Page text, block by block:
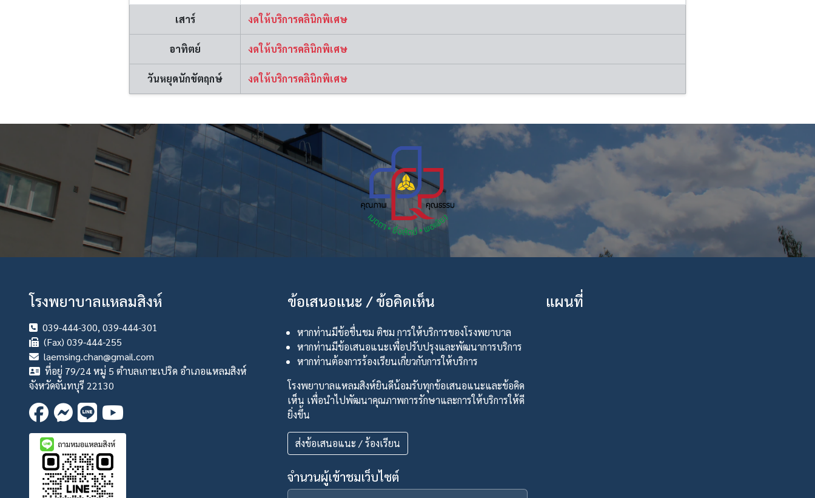
เสาร์ งดให้บริการคลินิกพิเศษ
อาทิตย์ งดให้บริการคลินิกพิเศษ
วันหยุดนักขัตฤกษ์ งดให้บริการคลินิกพิเศษ
โรงพยาบาลแหลมสิงห์
039-444-300, 039-444-301
(Fax) 039-444-255
laemsing.chan@gmail.com
ที่อยู่ 79/24 หมู่ 5 ตำบลเกาะเปริด อำเภอแหลมสิงห์
จังหวัดจันทบุรี 22130
ข้อเสนอแนะ / ข้อคิดเห็น
หากท่านมีข้อชื่นชม ติชม การให้บริการของโรงพยาบาล
หากท่านมีข้อเสนอแนะเพื่อปรับปรุงและพัฒนาการบริการ
หากท่านต้องการร้องเรียนเกี่ยวกับการให้บริการ
โรงพยาบาลแหลมสิงห์ยินดีน้อมรับทุกข้อเสนอแนะและข้อคิด
เห็น เพื่อนำไปพัฒนาคุณภาพการรักษาและการให้บริการให้ดี
ยิ่งขึ้น
ส่งข้อเสนอแนะ / ร้องเรียน
จำนวนผู้เข้าชมเว็บไซต์
แผนที่